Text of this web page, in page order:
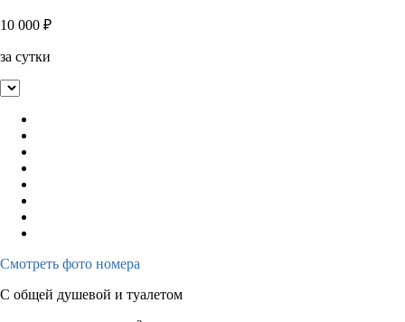
10 000 ₽
за сутки
Смотреть фото номера
С общей душевой и туалетом